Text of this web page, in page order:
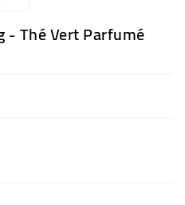
- Thé Vert Parfumé